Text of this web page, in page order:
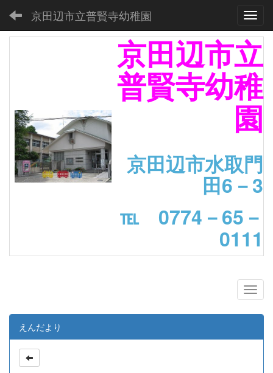
京田辺市立普賢寺幼稚園
京田辺市立
普賢寺幼稚
園
京田辺市水取門
田6－3
℡ 0774－65－
0111
えんだより